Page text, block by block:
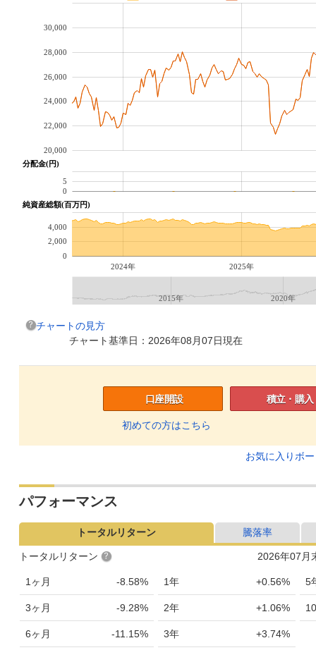
20,000
22,000
24,000
26,000
28,000
30,000
分配金(円)
0
5
純資産総額(百万円)
2024年 2025年
0
2,000
4,000
2015年 2020年
チャートの見方
チャート基準日：2026年08月07日現在
口座開設
初めての方はこちら
積立・購入
お気に入りボ
パフォーマンス
トータルリターン 騰落率
2026年07月
トータルリターン
1ヶ月 -8.58%
3ヶ月 -9.28%
6ヶ月 -11.15%
1年 +0.56%
2年 +1.06%
3年 +3.74%
5